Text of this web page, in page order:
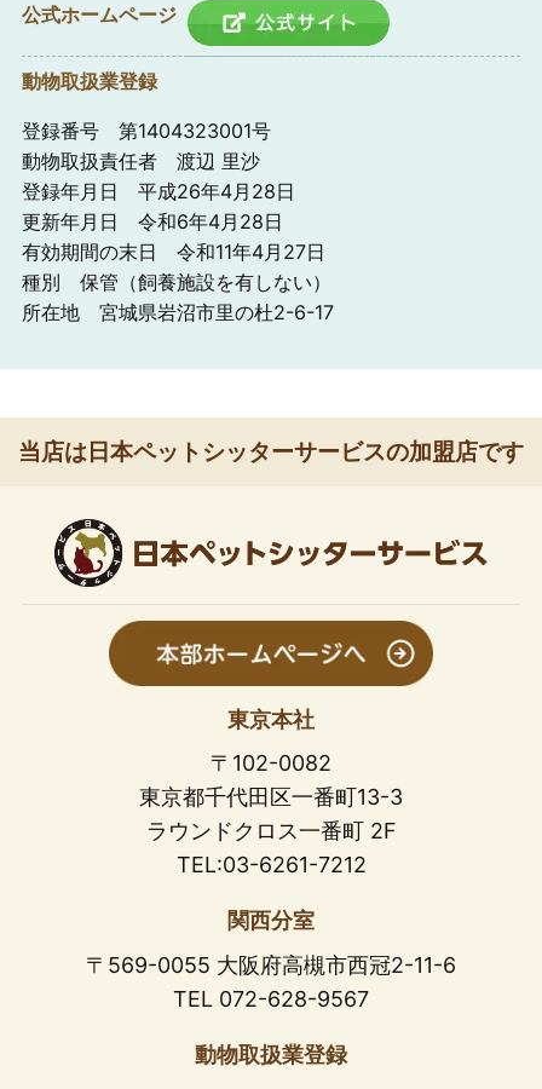
公式ホームページ
動物取扱業登録
登録番号 第1404323001号
動物取扱責任者 渡辺 里沙
登録年月日 平成26年4月28日
更新年月日 令和6年4月28日
有効期間の末日 令和11年4月27日
種別 保管（飼養施設を有しない）
所在地 宮城県岩沼市里の杜2-6-17
当店は日本ペットシッターサービスの加盟店です
東京本社
〒102-0082
東京都千代田区一番町13-3
ラウンドクロス一番町 2F
TEL:03-6261-7212
関西分室
〒569-0055 大阪府高槻市西冠2-11-6
TEL 072-628-9567
動物取扱業登録